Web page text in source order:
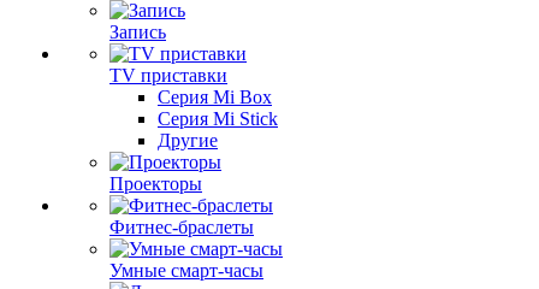
Запись
TV приставки
Серия Mi Box
Серия Mi Stick
Другие
Проекторы
Фитнес-браслеты
Умные смарт-часы